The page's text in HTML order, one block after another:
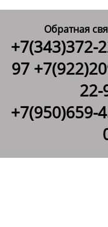
Обратная
+7(343)372-
97
22-
+7(950)659-